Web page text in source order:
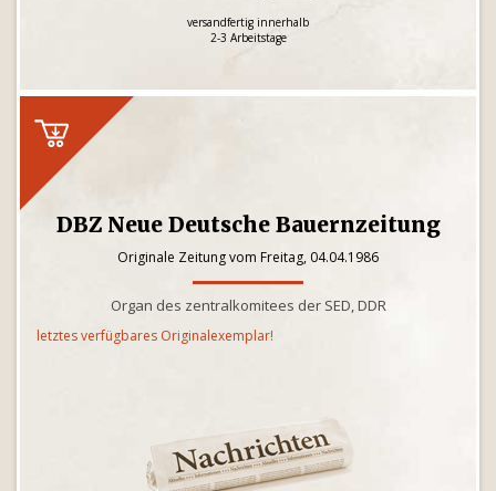
versandfertig innerhalb
2-3 Arbeitstage
DBZ Neue Deutsche Bauernzeitung
Originale Zeitung vom Freitag, 04.04.1986
Organ des zentralkomitees der SED, DDR
letztes verfügbares Originalexemplar!